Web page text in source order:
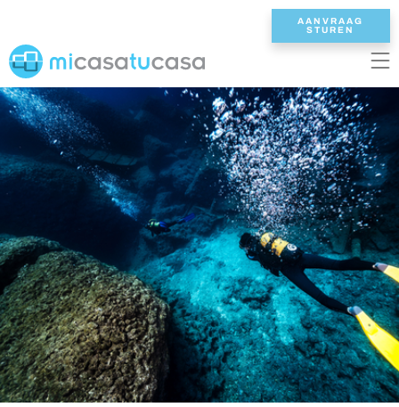
ES NL DE FR
HOME
ONZE VILLAS
2/3 SLAAPKAMERS
4 SLAAPKAMERS
5 SLAAPKAMERS
6+ SLAAPKAMERS
ALLE VILLAS
AANVRAAG
STUREN